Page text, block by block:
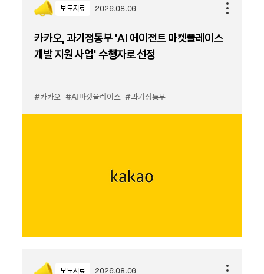
보도자료 2026.08.06
카카오, 과기정통부 ‘AI 에이전트 마켓플레이스
개발 지원 사업’ 수행자로 선정
#카카오 #AI마켓플레이스 #과기정통부
보도자료 2026.08.06